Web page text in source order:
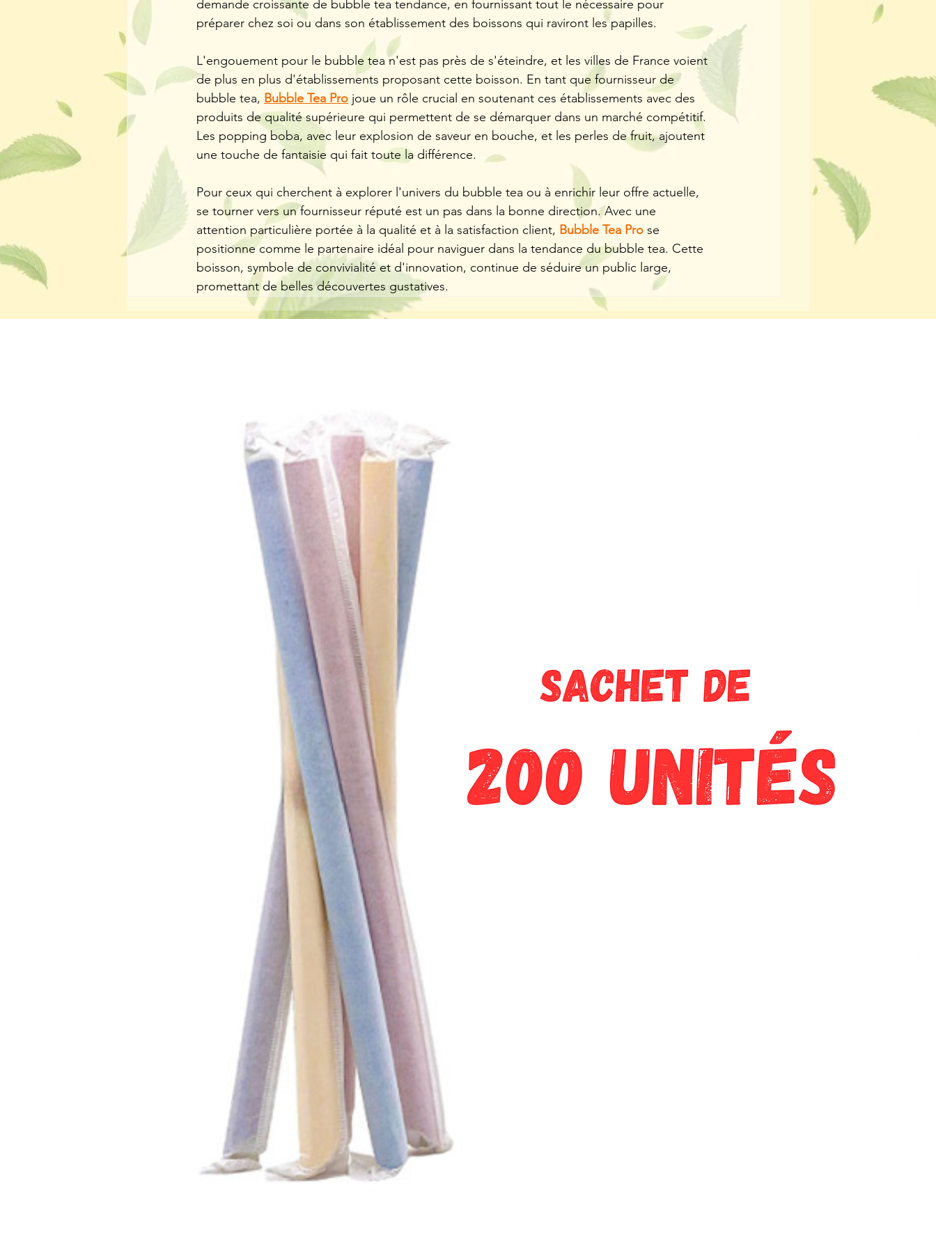
demande croissante de bubble tea tendance, en fournissant tout le nécessaire pour
préparer chez soi ou dans son établissement des boissons qui raviront les papilles.
L'engouement pour le bubble tea n'est pas près de s'éteindre, et les villes de France voient
de plus en plus d'établissements proposant cette boisson. En tant que fournisseur de
bubble tea, Bubble Tea Pro joue un rôle crucial en soutenant ces établissements avec des
produits de qualité supérieure qui permettent de se démarquer dans un marché compétitif.
Les popping boba, avec leur explosion de saveur en bouche, et les perles de fruit, ajoutent
une touche de fantaisie qui fait toute la différence.
Pour ceux qui cherchent à explorer l'univers du bubble tea ou à enrichir leur offre actuelle,
se tourner vers un fournisseur réputé est un pas dans la bonne direction. Avec une
attention particulière portée à la qualité et à la satisfaction client, Bubble Tea Pro se
positionne comme le partenaire idéal pour naviguer dans la tendance du bubble tea. Cette
boisson, symbole de convivialité et d'innovation, continue de séduire un public large,
promettant de belles découvertes gustatives.